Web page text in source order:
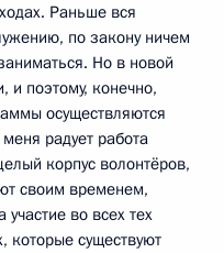
Раньше вся
по закону ничем
Но в новой
и поэтому, конечно,
осуществляются
радует работа
корпус волонтёров,
своим временем,
во всех тех
которые существуют